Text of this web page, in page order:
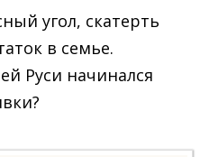
угол, скатерть
в семье.
Руси начинался